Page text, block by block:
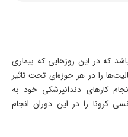
که در این روزهایی که بیماری
را در هر حوزه‌ای تحت تاثیر
کارهای دندانپزشکی خود به
کرونا را در این دوران انجام